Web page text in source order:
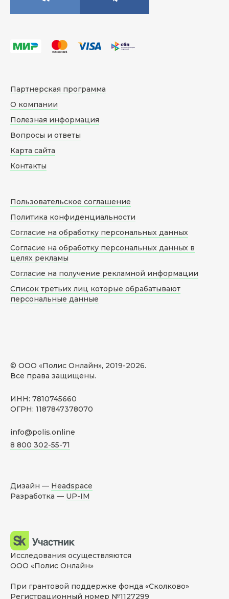
© ООО «Полис Онлайн», 2019-2026.
Все права защищены.
ИНН: 7810745660
ОГРН: 1187847378070
info@polis.online
8 800 302-55-71
Партнерская программа
О компании
Полезная информация
Вопросы и ответы
Карта сайта
Контакты
Пользовательское соглашение
Политика конфиденциальности
Согласие на обработку персональных данных
Согласие на обработку персональных данных в
целях рекламы
Согласие на получение рекламной информации
Список третьих лиц которые обрабатывают
персональные данные
Дизайн — Headspace
Разработка — UP-IM
Исследования осуществляются
ООО «Полис Онлайн»
При грантовой поддержке фонда «Сколково»
Регистрационный номер №1127299